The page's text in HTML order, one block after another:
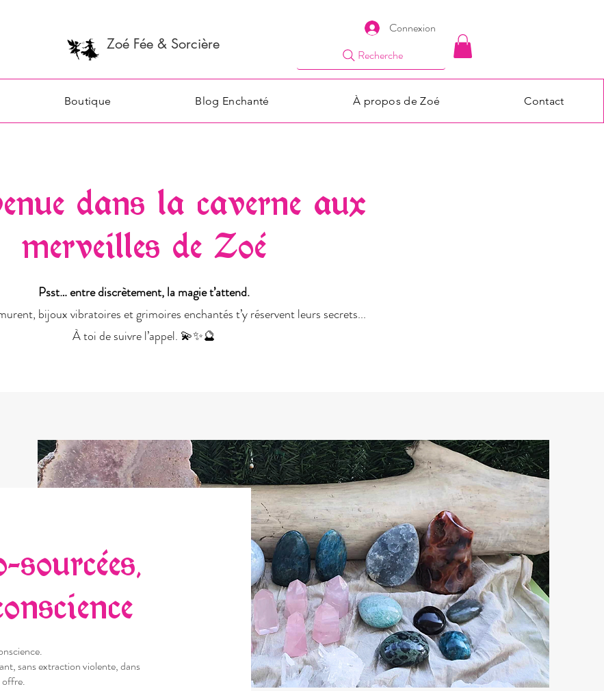
Zoé Fée & Sorcière
Connexion
Recherche
Boutique Blog Enchanté À propos de Zoé Contact
dans la caverne aux
merveilles de Zoé
Psst… entre discrètement, la magie t’attend.
bijoux vibratoires et grimoires enchantés t’y réservent leurs secrets...
À toi de suivre l’appel. 💫✨🔮
sourcées,
sans extraction violente, dans
offre.